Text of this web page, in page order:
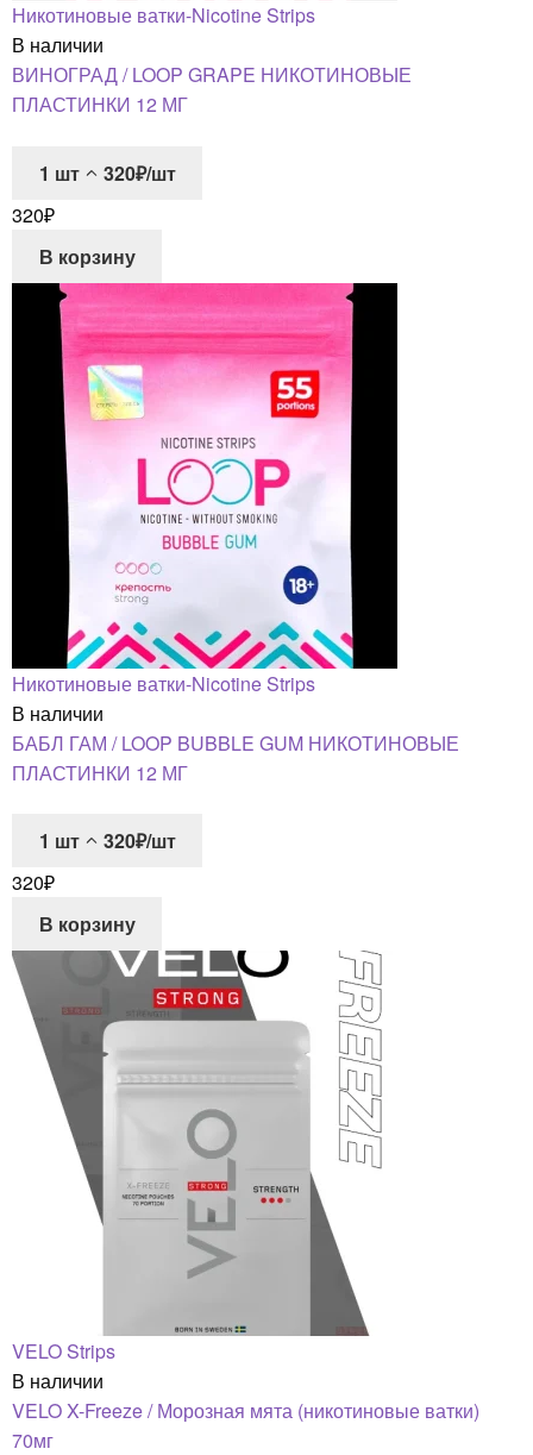
Никотиновые ватки-Nicotine Strips
В наличии
ВИНОГРАД / LOOP GRAPE НИКОТИНОВЫЕ
ПЛАСТИНКИ 12 МГ
1 шт
320₽/шт
320₽
В корзину
Никотиновые ватки-Nicotine Strips
В наличии
БАБЛ ГАМ / LOOP BUBBLE GUM НИКОТИНОВЫЕ
ПЛАСТИНКИ 12 МГ
1 шт
320₽/шт
320₽
В корзину
VELO Strips
В наличии
VELO X-Freeze / Морозная мята (никотиновые ватки)
70мг